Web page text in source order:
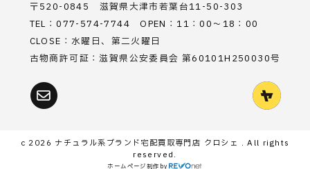
〒520-0845 滋賀県大津市若葉台11-50-303
TEL：077-574-7744 OPEN：11：00～18：00
CLOSE：水曜日、第二火曜日
古物商許可証：滋賀県公安委員会 第60101H250030号
c 2026 ナチュラル系ブランド宅配買取専門店 クロシェ . All rights
reserved.
ホームページ制作 by